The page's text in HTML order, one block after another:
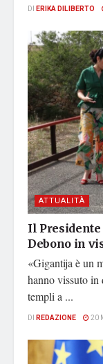
DI ERIKA DILIBERTO
ATTUALITÀ
Il
Debono in
«Gigantija è un
hanno vissuto in
templi a ...
DI REDAZIONE 20